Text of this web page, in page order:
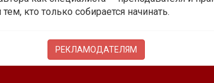
кто только собирается начинать.
РЕКЛАМОДАТЕЛЯМ